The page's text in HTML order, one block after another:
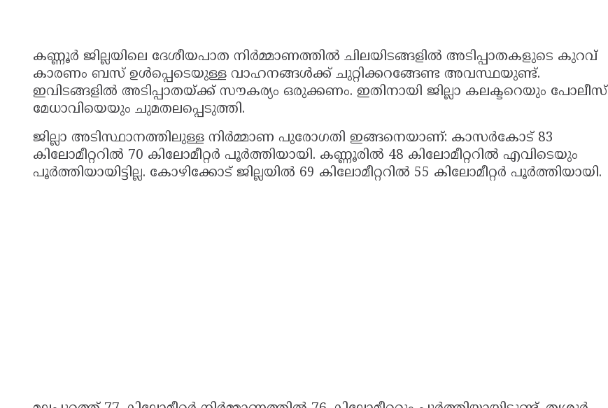
കണ്ണൂർ ജില്ലയിലെ ദേശീയപാത നിർമ്മാണത്തിൽ ചിലയിടങ്ങളിൽ അടിപ്പാതകളുടെ കുറവ്
കാരണം ബസ് ഉൾപ്പെടെയുള്ള വാഹനങ്ങൾക്ക് ചുറ്റിക്കറങ്ങേണ്ട അവസ്ഥയുണ്ട്.
ഇവിടങ്ങളിൽ അടിപ്പാതയ്ക്ക് സൗകര്യം ഒരുക്കണം. ഇതിനായി ജില്ലാ കലക്ടറെയും പോലീസ്
മേധാവിയെയും ചുമതലപ്പെടുത്തി.
ജില്ലാ അടിസ്ഥാനത്തിലുള്ള നിർമ്മാണ പുരോഗതി ഇങ്ങനെയാണ്: കാസർകോട് 83
കിലോമീറ്ററിൽ 70 കിലോമീറ്റർ പൂർത്തിയായി. കണ്ണൂരിൽ 48 കിലോമീറ്ററിൽ എവിടെയും
പൂർത്തിയായിട്ടില്ല. കോഴിക്കോട് ജില്ലയിൽ 69 കിലോമീറ്ററിൽ 55 കിലോമീറ്റർ പൂർത്തിയായി.